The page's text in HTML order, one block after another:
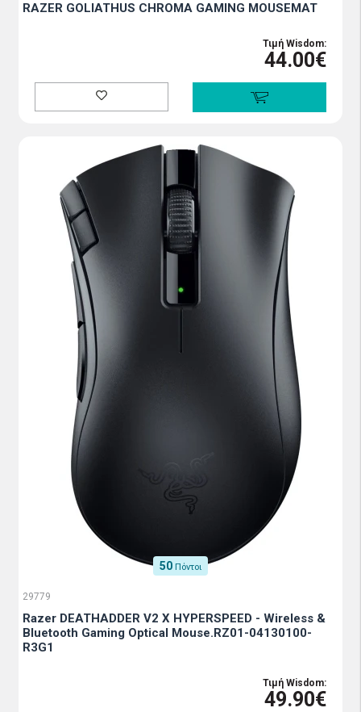
RAZER GOLIATHUS CHROMA GAMING MOUSEMAT
Τιμή Wisdom:
44.00€
50 Πόντοι
29779
Razer DEATHADDER V2 X HYPERSPEED - Wireless &
Bluetooth Gaming Optical Mouse.RZ01-04130100-
R3G1
Τιμή Wisdom:
49.90€